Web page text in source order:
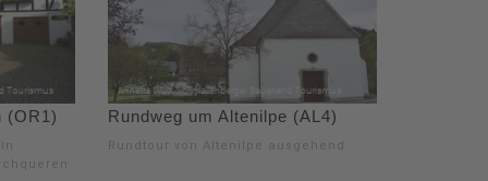
(OR1) Rundweg um Altenilpe (AL4)
Rundtour von Altenilpe ausgehend.